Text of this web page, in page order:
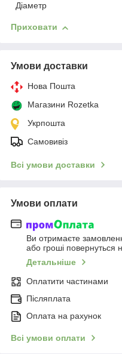
Діаметр
Приховати
Умови доставки
Нова Пошта
Магазини Rozetka
Укрпошта
Самовивіз
Всі умови доставки
Умови оплати
Ви отримаєте
або гроші повернуться
Детальніше
Оплатити частинами
Післяплата
Оплата на рахунок
Всі умови оплати